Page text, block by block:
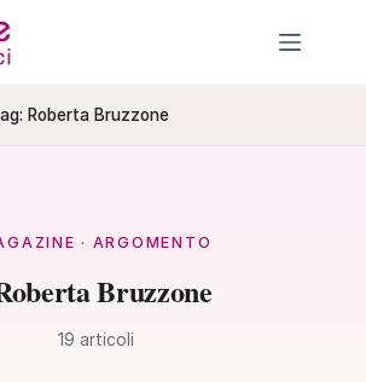
Roberta Bruzzone
· ARGOMENTO
Bruzzone
19 articoli